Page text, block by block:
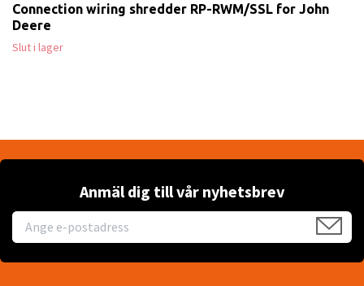
Connection wiring shredder RP-RWM/SSL for John
Deere
Slut i lager
Anmäl dig till vår nyhetsbrev